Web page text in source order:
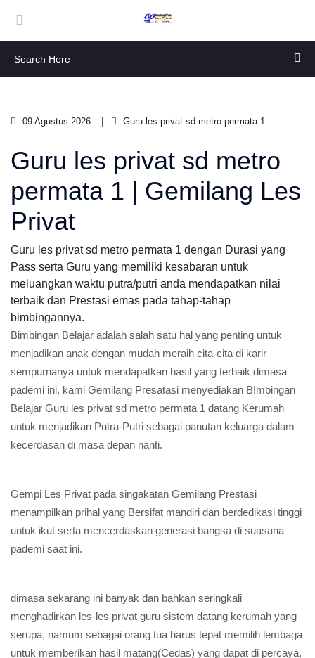
09 Agustus 2026 Guru les privat sd metro permata 1
Guru les privat sd metro
permata 1 | Gemilang Les
Privat
Guru les privat sd metro permata 1 dengan Durasi yang
Pass serta Guru yang memiliki kesabaran untuk
meluangkan waktu putra/putri anda mendapatkan nilai
terbaik dan Prestasi emas pada tahap-tahap
bimbingannya.
Bimbingan Belajar adalah salah satu hal yang penting untuk
menjadikan anak dengan mudah meraih cita-cita di karir
sempurnanya untuk mendapatkan hasil yang terbaik dimasa
pademi ini, kami Gemilang Presatasi menyediakan BImbingan
Belajar Guru les privat sd metro permata 1 datang Kerumah
untuk menjadikan Putra-Putri sebagai panutan keluarga dalam
kecerdasan di masa depan nanti.
Gempi Les Privat pada singakatan Gemilang Prestasi
menampilkan prihal yang Bersifat mandiri dan berdedikasi tinggi
untuk ikut serta mencerdaskan generasi bangsa di suasana
pademi saat ini.
dimasa sekarang ini banyak dan bahkan seringkali
menghadirkan les-les privat guru sistem datang kerumah yang
serupa, namum sebagai orang tua harus tepat memilih lembaga
untuk memberikan hasil matang(Cedas) yang dapat di percaya,